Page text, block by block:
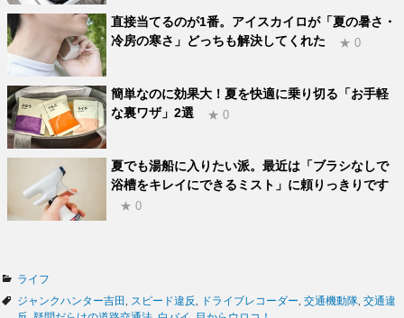
直接当てるのが1番。アイスカイロが「夏の暑さ・
冷房の寒さ」どっちも解決してくれた
★ 0
簡単なのに効果大！夏を快適に乗り切る「お手軽
な裏ワザ」2選
★ 0
夏でも湯船に入りたい派。最近は「ブラシなしで
浴槽をキレイにできるミスト」に頼りっきりです
★ 0
カ
テ
ゴ
ライフ
タ
ジャンクハンター吉田 スピード違反 ドライブレコーダー 交通機動隊 交通違